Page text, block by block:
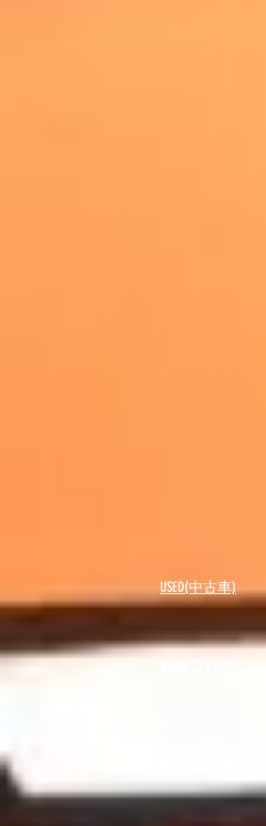
USED(中古車)